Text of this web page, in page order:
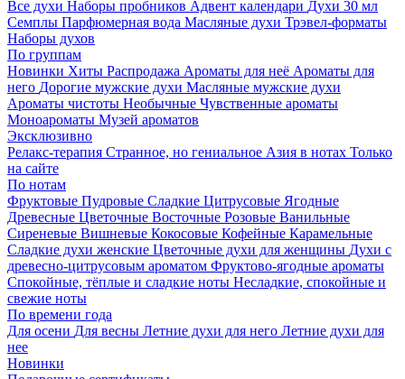
Все духи Наборы пробников Адвент календари Духи 30 мл
Семплы Парфюмерная вода Масляные духи Трэвел-форматы
Наборы духов
По группам
Новинки Хиты Распродажа Ароматы для неё Ароматы для
него Дорогие мужские духи Масляные мужские духи
Ароматы чистоты Необычные Чувственные ароматы
Моноароматы Музей ароматов
Эксклюзивно
Релакс-терапия Странное, но гениальное Азия в нотах Только
на сайте
По нотам
Фруктовые Пудровые Сладкие Цитрусовые Ягодные
Древесные Цветочные Восточные Розовые Ванильные
Сиреневые Вишневые Кокосовые Кофейные Карамельные
Сладкие духи женские Цветочные духи для женщины Духи с
древесно-цитрусовым ароматом Фруктово-ягодные ароматы
Спокойные, тёплые и сладкие ноты Несладкие, спокойные и
свежие ноты
По времени года
Для осени Для весны Летние духи для него Летние духи для
нее
Новинки